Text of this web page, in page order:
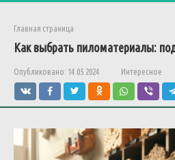
Главная страница
Как выбрать пиломатериалы:
Опубликовано: 14.05.2024 Интересное